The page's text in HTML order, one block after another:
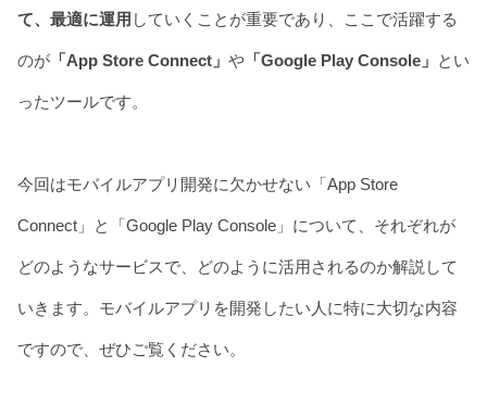
て、最適に運用 していくことが重要であり、ここで活躍する
のが 「App Store Connect」 や 「Google Play Console」 とい
ったツールです。
今回はモバイルアプリ開発に欠かせない「App Store
Connect」と「Google Play Console」について、それぞれが
どのようなサービスで、どのように活用されるのか解説して
いきます。モバイルアプリを開発したい人に特に大切な内容
ですので、ぜひご覧ください。